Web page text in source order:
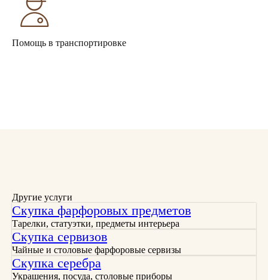
Помощь в транспортировке
Другие услуги
Скупка фарфоровых предметов
Тарелки, статуэтки, предметы интерьера
Скупка сервизов
Чайные и столовые фарфоровые сервизы
Скупка серебра
Украшения, посуда, столовые приборы